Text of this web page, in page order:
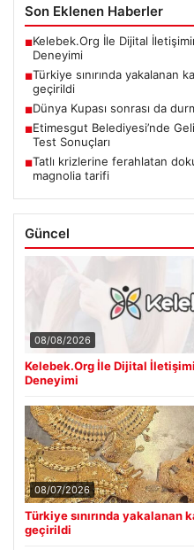
Son Eklenen Haberler
■Kelebek.Org İle Dijital
Deneyimi
■Türkiye sınırında yakalanan
geçirildi
■Dünya Kupası sonrası da
■Etimesgut Belediyesi’nde
Test Sonuçları
■Tatlı krizlerine ferahlatan
magnolia tarifi
Güncel
08/08/2026
Kelebek.Org İle Dijital
Deneyimi
08/07/2026
Türkiye sınırında
geçirildi